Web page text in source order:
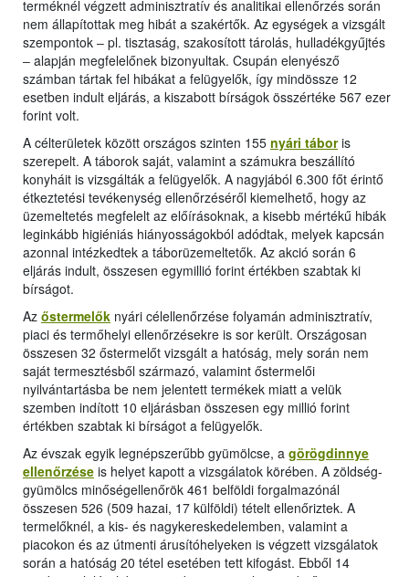
terméknél végzett adminisztratív és analitikai ellenőrzés során
nem állapítottak meg hibát a szakértők. Az egységek a vizsgált
szempontok ‒ pl. tisztaság, szakosított tárolás, hulladékgyűjtés
‒ alapján megfelelőnek bizonyultak. Csupán elenyésző
számban tártak fel hibákat a felügyelők, így mindössze 12
esetben indult eljárás, a kiszabott bírságok összértéke 567 ezer
forint volt.
A célterületek között országos szinten 155 nyári táboris
szerepelt. A táborok saját, valamint a számukra beszállító
konyháit is vizsgálták a felügyelők. A nagyjából 6.300 főt érintő
étkeztetési tevékenység ellenőrzéséről kiemelhető, hogy az
üzemeltetés megfelelt az előírásoknak, a kisebb mértékű hibák
leginkább higiéniás hiányosságokból adódtak, melyek kapcsán
azonnal intézkedtek a táborüzemeltetők. Az akció során 6
eljárás indult, összesen egymillió forint értékben szabtak ki
bírságot.
Az őstermelők nyári célellenőrzése folyamán adminisztratív,
piaci és termőhelyi ellenőrzésekre is sor került. Országosan
összesen 32 őstermelőt vizsgált a hatóság, mely során nem
saját termesztésből származó, valamint őstermelői
nyilvántartásba be nem jelentett termékek miatt a velük
szemben indított 10 eljárásban összesen egy millió forint
értékben szabtak ki bírságot a felügyelők.
Az évszak egyik legnépszerűbb gyümölcse, a görögdinnye
ellenőrzése is helyet kapott a vizsgálatok körében. A zöldség-
gyümölcs minőségellenőrök 461 belföldi forgalmazónál
összesen 526 (509 hazai, 17 külföldi) tételt ellenőriztek. A
termelőknél, a kis- és nagykereskedelemben, valamint a
piacokon és az útmenti árusítóhelyeken is végzett vizsgálatok
során a hatóság 20 tétel esetében tett kifogást. Ebből 14